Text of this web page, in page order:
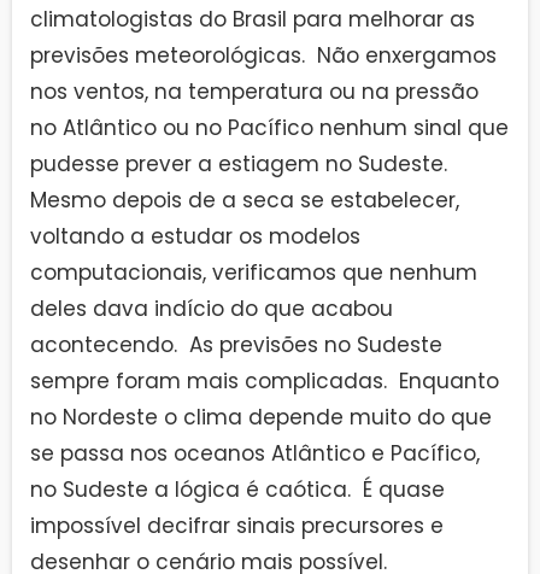
climatologistas do Brasil para melhorar as
previsões meteorológicas. Não enxergamos
nos ventos, na temperatura ou na pressão
no Atlântico ou no Pacífico nenhum sinal que
pudesse prever a estiagem no Sudeste.
Mesmo depois de a seca se estabelecer,
voltando a estudar os modelos
computacionais, verificamos que nenhum
deles dava indício do que acabou
acontecendo. As previsões no Sudeste
sempre foram mais complicadas. Enquanto
no Nordeste o clima depende muito do que
se passa nos oceanos Atlântico e Pacífico,
no Sudeste a lógica é caótica. É quase
impossível decifrar sinais precursores e
desenhar o cenário mais possível.